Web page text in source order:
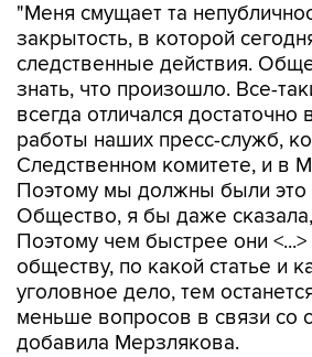
"Меня смущает та
закрытость, в которой
следственные действия.
знать, что произошло. Все-
всегда отличался
работы наших пресс-служб,
Следственном комитете, и в
Поэтому мы должны были это
Общество, я бы даже сказала,
Поэтому чем быстрее они <...>
обществу, по какой статье и
уголовное дело, тем
меньше вопросов в связи со
добавила Мерзлякова.